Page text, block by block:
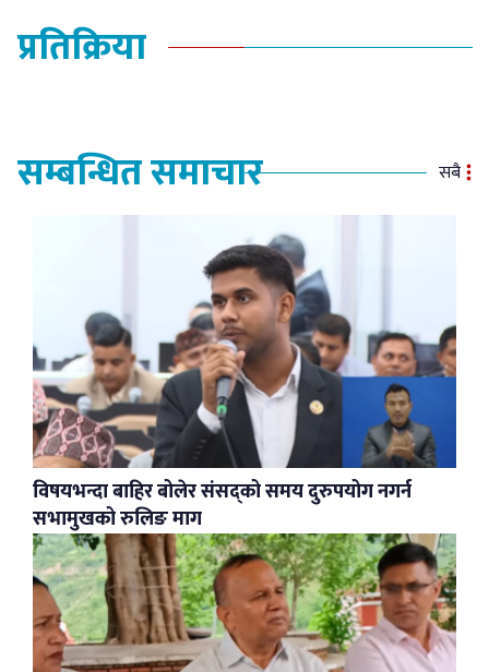
प्रतिक्रिया
सम्बन्धित समाचार सबै
विषयभन्दा बाहिर बोलेर संसद्को समय दुरुपयोग नगर्न
सभामुखको रुलिङ माग